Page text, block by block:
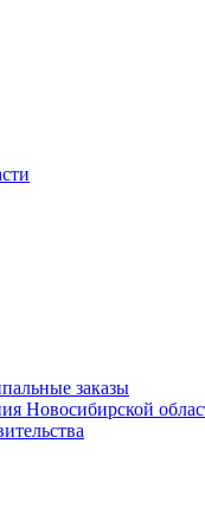
заказы
Новосибирской